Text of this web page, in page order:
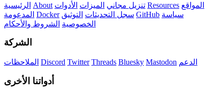
الرئيسية About تنزيل مجاني الميزات الأدوات Resources المواقع
المدعومة Docker سجل التحديثات التوثيق GitHub سياسة
الخصوصية الشروط والأحكام
الشركة
الملاحظات Discord Twitter Threads Bluesky Mastodon الدعم
أدواتنا الأخرى